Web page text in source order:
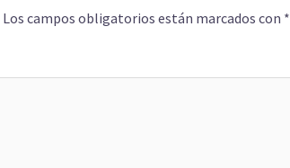
Los campos obligatorios están marcados con *